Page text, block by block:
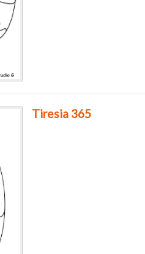
Tiresia 365